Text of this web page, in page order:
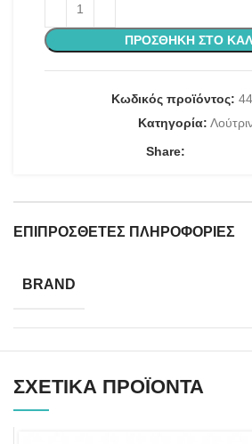
ΠΡΟΣΘΉΚΗ ΣΤΟ
Κωδικός προϊόντος:
Κατηγορία:
Share:
ΕΠΙΠΡΌΣΘΕΤΕΣ ΠΛΗΡΟΦΟΡΊΕΣ
BRAND
ΣΧΕΤΙΚΆ ΠΡΟΪΌΝΤΑ